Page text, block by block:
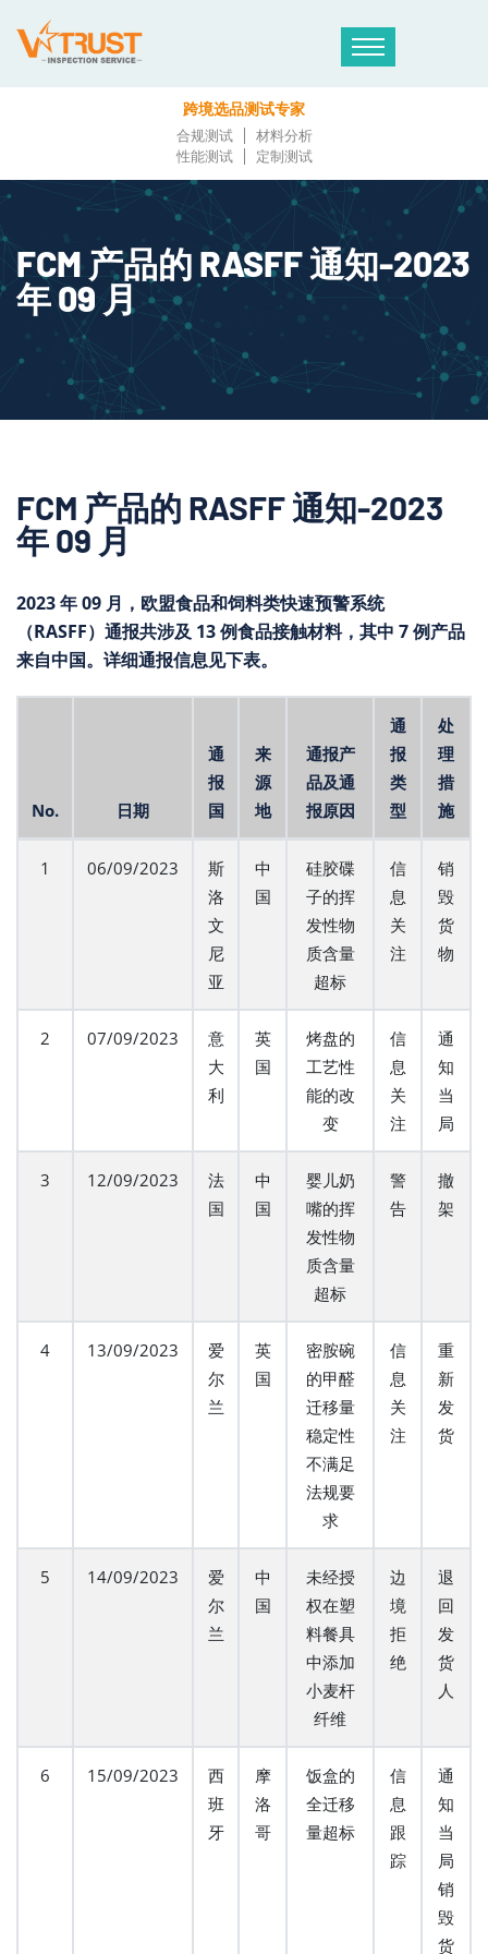
跨境选品测试专家
合规测试
材料分析
性能测试
定制测试
FCM 产品的 RASFF 通知-2023
年 09 月
FCM 产品的 RASFF 通知-2023
年 09 月
2023 年 09 月，欧盟食品和饲料类快速预警系统
（RASFF）通报共涉及 13 例食品接触材料，其中 7 例产品
来自中国。详细通报信息见下表。
No. 日期
通
报
国
来
源
地
通报产
品及通
报原因
通
报
类
型
处
理
措
施
1 06/09/2023
斯
洛
文
尼
亚
中
国
硅胶碟
子的挥
发性物
质含量
超标
信
息
关
注
销
毁
货
物
2 07/09/2023
意
大
利
英
国
烤盘的
工艺性
能的改
变
信
息
关
注
通
知
当
局
3 12/09/2023
法
国
中
国
婴儿奶
嘴的挥
发性物
质含量
超标
警
告
撤
架
4 13/09/2023
爱
尔
兰
英
国
密胺碗
的甲醛
迁移量
稳定性
不满足
法规要
求
信
息
关
注
重
新
发
货
5 14/09/2023
爱
尔
兰
中
国
未经授
权在塑
料餐具
中添加
小麦杆
纤维
边
境
拒
绝
退
回
发
货
人
6 15/09/2023
西
班
牙
摩
洛
哥
饭盒的
全迁移
量超标
信
息
跟
踪
通
知
当
局
销
毁
货